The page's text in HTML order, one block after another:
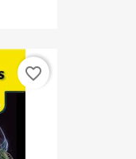
favorite_border